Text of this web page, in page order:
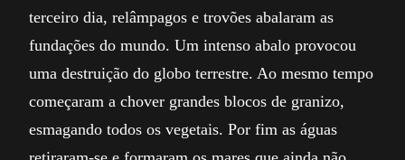
terceiro dia, relâmpagos e trovões abalaram as
fundações do mundo. Um intenso abalo provocou
uma destruição do globo terrestre. Ao mesmo tempo
começaram a chover grandes blocos de granizo,
esmagando todos os vegetais. Por fim as águas